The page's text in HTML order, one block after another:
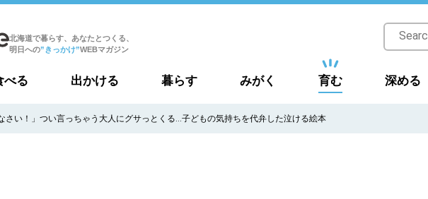
北海道で暮らす、あなたとつくる、
明日への”きっかけ”WEBマガジン
べる 出かける 暮らす みがく 育む 深める
さい！」つい言っちゃう大人にグサっとくる…子どもの気持ちを代弁した泣ける絵本